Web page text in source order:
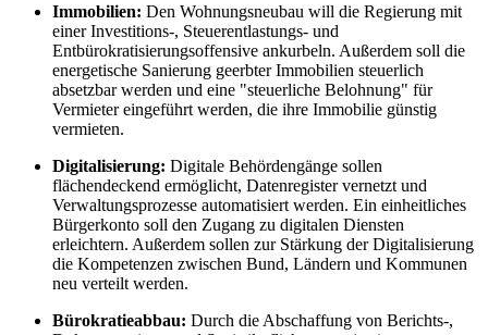
Immobilien: Den Wohnungsneubau will die Regierung mit
einer Investitions-, Steuerentlastungs- und
Entbürokratisierungsoffensive ankurbeln. Außerdem soll die
energetische Sanierung geerbter Immobilien steuerlich
absetzbar werden und eine "steuerliche Belohnung" für
Vermieter eingeführt werden, die ihre Immobilie günstig
vermieten.
Digitalisierung: Digitale Behördengänge sollen
flächendeckend ermöglicht, Datenregister vernetzt und
Verwaltungsprozesse automatisiert werden. Ein einheitliches
Bürgerkonto soll den Zugang zu digitalen Diensten
erleichtern. Außerdem sollen zur Stärkung der Digitalisierung
die Kompetenzen zwischen Bund, Ländern und Kommunen
neu verteilt werden.
Bürokratieabbau: Durch die Abschaffung von Berichts-,